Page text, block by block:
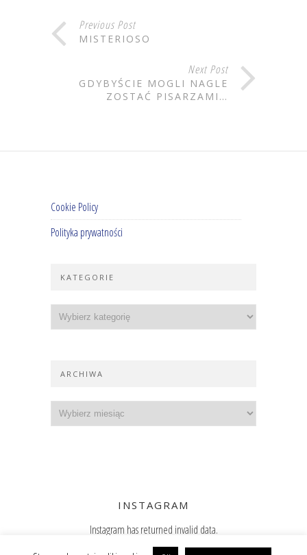
Previous Post
MISTERIOSO
Next Post
GDYBYŚCIE MOGLI NAGLE
ZOSTAĆ PISARZAMI…
Cookie Policy
Polityka prywatności
KATEGORIE
ARCHIWA
INSTAGRAM
Instagram has returned invalid data.
Zajrzyj też na Instagram